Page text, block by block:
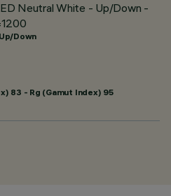
Neutral White - Up/Down -
Down
83 - Rg (Gamut Index) 95